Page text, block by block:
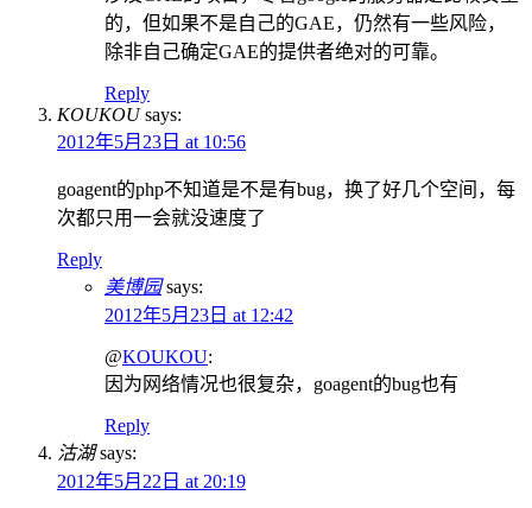
的，但如果不是自己的GAE，仍然有一些风险，
除非自己确定GAE的提供者绝对的可靠。
Reply
KOUKOU says:
2012年5月23日 at 10:56
goagent的php不知道是不是有bug，换了好几个空间，每
次都只用一会就没速度了
Reply
美博园 says:
2012年5月23日 at 12:42
@KOUKOU:
因为网络情况也很复杂，goagent的bug也有
Reply
沽湖 says:
2012年5月22日 at 20:19